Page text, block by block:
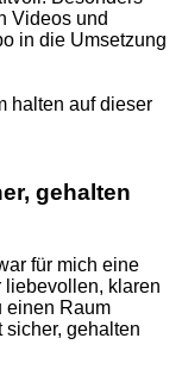
Videos und
in die Umsetzung
halten auf dieser
gehalten
für mich eine
liebevollen, klaren
einen Raum
sicher, gehalten